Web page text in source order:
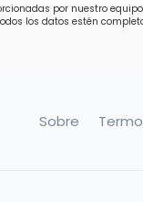
por nuestro
los datos estén
Sobre